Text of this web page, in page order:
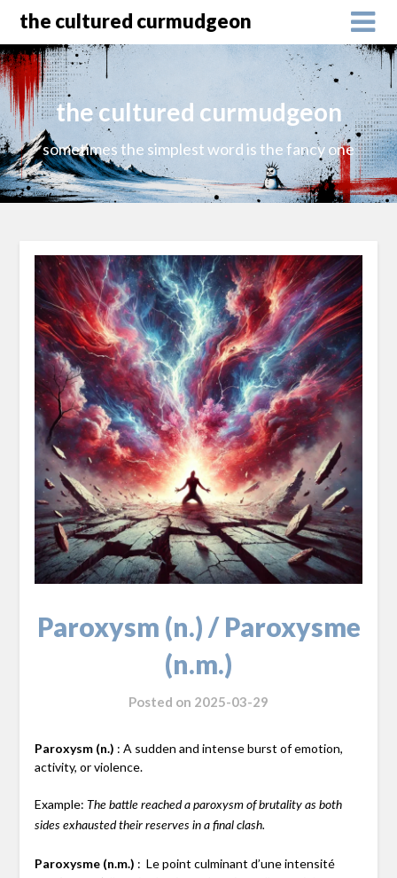
the cultured curmudgeon
the cultured curmudgeon
sometimes the simplest word is the fancy one
Paroxysm (n.) / Paroxysme
(n.m.)
Posted on 2025-03-29
Paroxysm (n.) : A sudden and intense burst of emotion,
activity, or violence.
Example: The battle reached a paroxysm of brutality as both
sides exhausted their reserves in a final clash.
Paroxysme (n.m.) : Le point culminant d’une intensité